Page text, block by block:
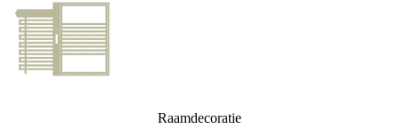
Raamdecoratie